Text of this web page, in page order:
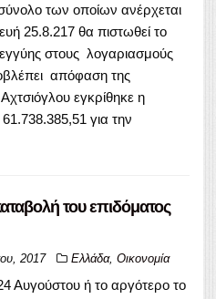
των οποίων ανέρχεται
25.8.217 θα πιστωθεί το
στους λογαριασμούς
απόφαση της
εγκρίθηκε η
για την
του επιδόματος
2017 Ελλάδα, Οικονομία
Αυγούστου ή το αργότερο το